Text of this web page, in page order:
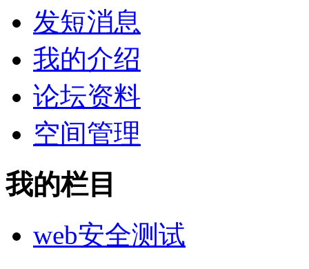
发短消息
我的介绍
论坛资料
空间管理
我的栏目
web安全测试